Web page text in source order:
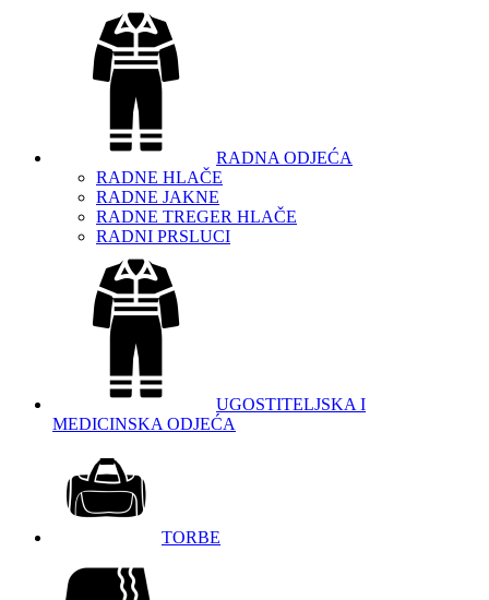
RADNA ODJEĆA
RADNE HLAČE
RADNE JAKNE
RADNE TREGER HLAČE
RADNI PRSLUCI
UGOSTITELJSKA I
MEDICINSKA ODJEĆA
TORBE